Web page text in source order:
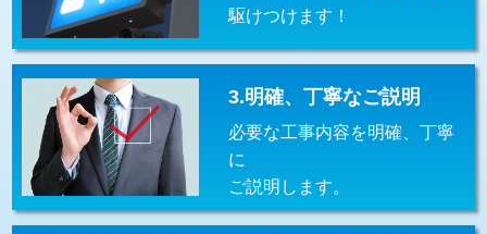
交換・取付(排水栓・排水トラップ
（P/S/ポップアップ））
22,000円+材料費
交換・取付（その他部品） 11,000円+材料費
持込商品取付（単水栓） 13,200円
持込商品取付（混合水栓） 16,500円
持込商品取付（浄水器・分岐水栓） 16,500円
駆けつけます！
3.明確、丁寧なご説明
必要な工事内容を明確、丁寧
に
ご説明します。